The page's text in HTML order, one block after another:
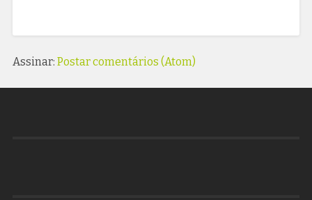
Assinar: Postar comentários (Atom)